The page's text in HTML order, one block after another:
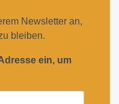
Newsletter an,
bleiben.
ein, um